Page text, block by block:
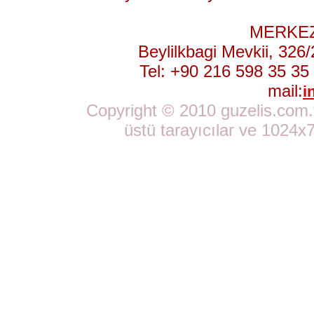
Beylilkbagi Mevkii,
Tel: +90 216 598 35
mail:
Copyright © 2010
üstü tarayıcılar ve